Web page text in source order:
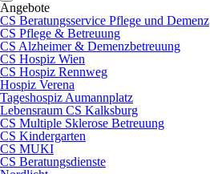
Angebote
CS Beratungsservice Pflege und Demenz
CS Pflege & Betreuung
CS Alzheimer & Demenzbetreuung
CS Hospiz Wien
CS Hospiz Rennweg
Hospiz Verena
Tageshospiz Aumannplatz
Lebensraum CS Kalksburg
CS Multiple Sklerose Betreuung
CS Kindergarten
CS MUKI
CS Beratungsdienste